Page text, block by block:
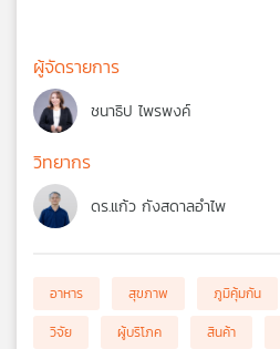
ผู้จัดรายการ
ชนาธิป ไพรพงค์
วิทยากร
ดร.แก้ว กังสดาลอำไพ
อาหาร สุขภาพ ภูมิคุ้มกัน
วิจัย
ผู้บริโภค สินค้า